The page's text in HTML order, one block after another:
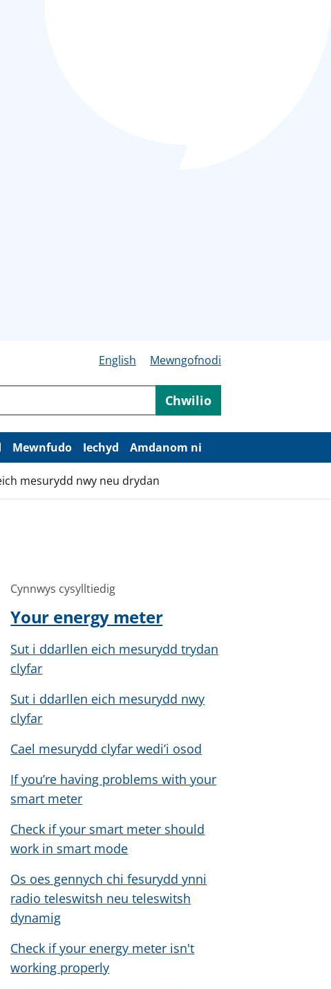
English Mewngofnodi
Chwilio
Mewnfudo Iechyd Amdanom ni
mesurydd nwy neu drydan
Cynnwys cysylltiedig
Your energy meter
Sut i ddarllen eich mesurydd trydan
clyfar
Sut i ddarllen eich mesurydd nwy
clyfar
Cael mesurydd clyfar wedi’i osod
If you’re having problems with your
smart meter
Check if your smart meter should
work in smart mode
Os oes gennych chi fesurydd ynni
radio teleswitsh neu teleswitsh
dynamig
Check if your energy meter isn't
working properly